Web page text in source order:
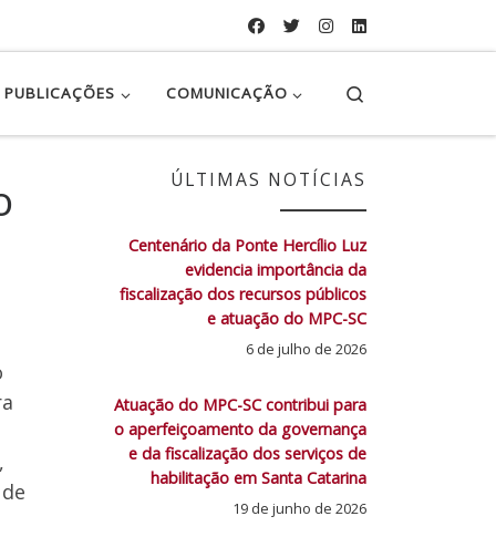
PUBLICAÇÕES COMUNICAÇÃO
ÚLTIMAS NOTÍCIAS
Centenário da Ponte Hercílio Luz
evidencia importância da
fiscalização dos recursos públicos
e atuação do MPC-SC
6 de julho de 2026
Atuação do MPC-SC contribui para
o aperfeiçoamento da governança
e da fiscalização dos serviços de
habilitação em Santa Catarina
19 de junho de 2026